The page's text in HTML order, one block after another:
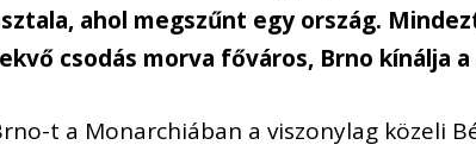
ahol megszűnt egy ország.
csodás morva főváros, Brno kínálja
t a Monarchiában a viszonylag közeli